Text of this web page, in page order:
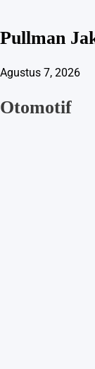
Pullman
Agustus 7, 2026
Otomotif